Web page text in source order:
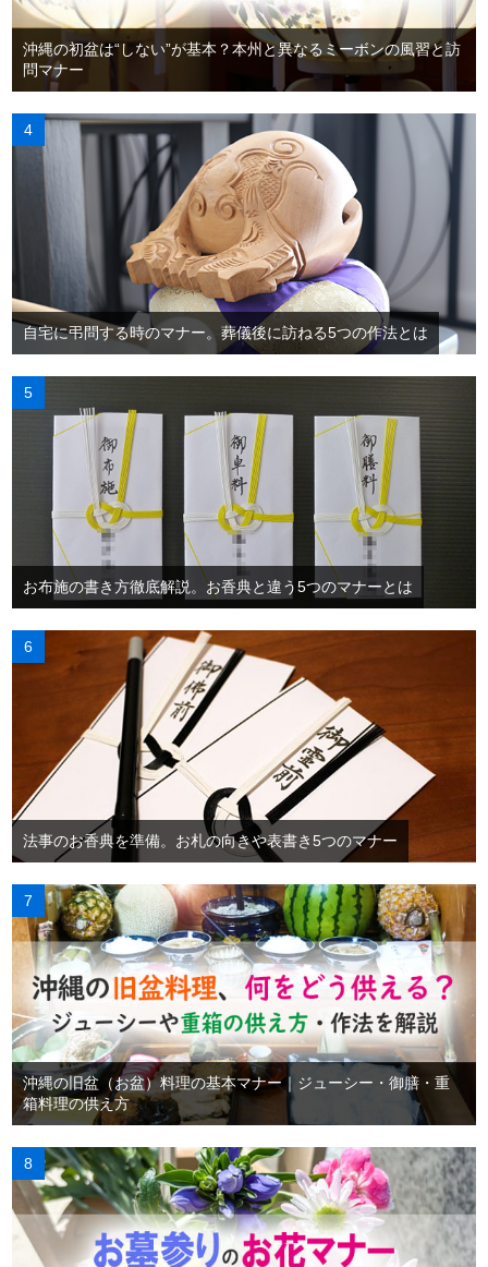
沖縄の初盆は“しない”が基本？本州と異なるミーボンの風習と訪
問マナー
自宅に弔問する時のマナー。葬儀後に訪ねる5つの作法とは
お布施の書き方徹底解説。お香典と違う5つのマナーとは
法事のお香典を準備。お札の向きや表書き5つのマナー
沖縄の旧盆（お盆）料理の基本マナー｜ジューシー・御膳・重
箱料理の供え方